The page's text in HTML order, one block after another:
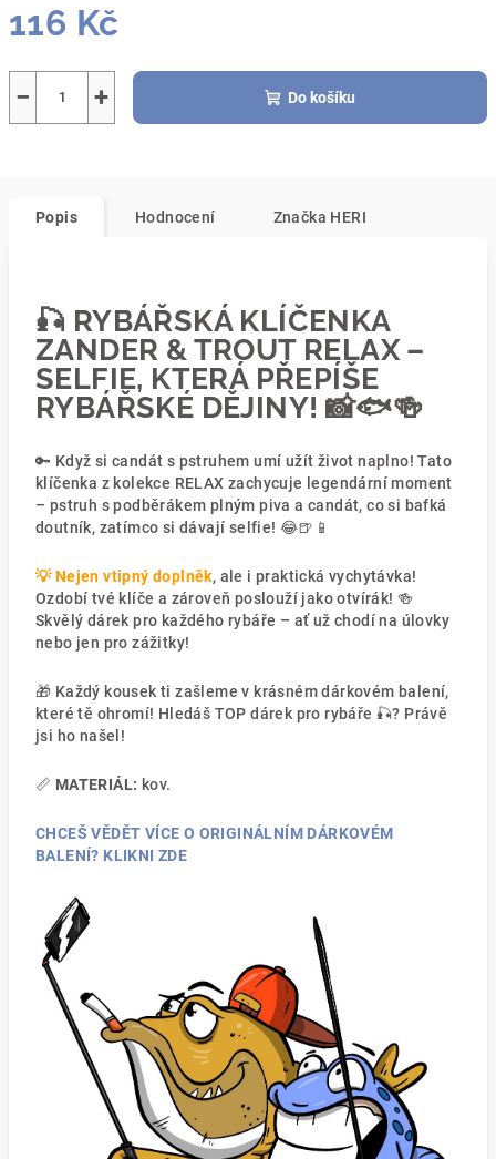
116 Kč
+
− Do košíku
Popis Hodnocení Značka HERI
🎣 RYBÁŘSKÁ KLÍČENKA
ZANDER & TROUT RELAX –
SELFIE, KTERÁ PŘEPÍŠE
RYBÁŘSKÉ DĚJINY! 📸🐟🍻
🔑 Když si candát s pstruhem umí užít život naplno! Tato
klíčenka z kolekce RELAX zachycuje legendární moment
– pstruh s podběrákem plným piva a candát, co si bafká
doutník, zatímco si dávají selfie! 😂🍺📱
💡 Nejen vtipný doplněk, ale i praktická vychytávka!
Ozdobí tvé klíče a zároveň poslouží jako otvírák! 🍻
Skvělý dárek pro každého rybáře – ať už chodí na úlovky
nebo jen pro zážitky!
🎁 Každý kousek ti zašleme v krásném dárkovém balení,
které tě ohromí! Hledáš TOP dárek pro rybáře 🎣? Právě
jsi ho našel!
📏 MATERIÁL: kov.
CHCEŠ VĚDĚT VÍCE O ORIGINÁLNÍM DÁRKOVÉM
BALENÍ? KLIKNI ZDE